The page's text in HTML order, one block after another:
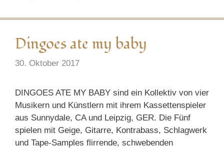
Dingoes ate my baby
30. Oktober 2017
DINGOES ATE MY BABY sind ein Kollektiv von vier
Musikern und Künstlern mit ihrem Kassettenspieler
aus Sunnydale, CA und Leipzig, GER. Die Fünf
spielen mit Geige, Gitarre, Kontrabass, Schlagwerk
und Tape-Samples flirrende, schwebenden